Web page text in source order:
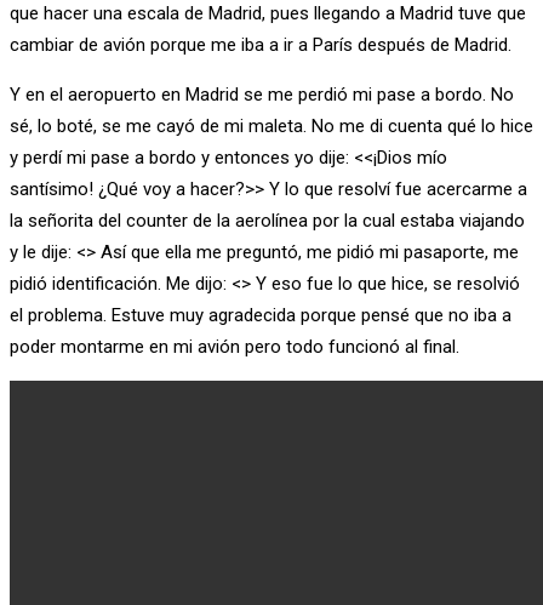
que hacer una escala de Madrid, pues llegando a Madrid tuve que
cambiar de avión porque me iba a ir a París después de Madrid.
Y en el aeropuerto en Madrid se me perdió mi pase a bordo. No
sé, lo boté, se me cayó de mi maleta. No me di cuenta qué lo hice
y perdí mi pase a bordo y entonces yo dije: <<¡Dios mío
santísimo! ¿Qué voy a hacer?>> Y lo que resolví fue acercarme a
la señorita del counter de la aerolínea por la cual estaba viajando
y le dije: <> Así que ella me preguntó, me pidió mi pasaporte, me
pidió identificación. Me dijo: <> Y eso fue lo que hice, se resolvió
el problema. Estuve muy agradecida porque pensé que no iba a
poder montarme en mi avión pero todo funcionó al final.